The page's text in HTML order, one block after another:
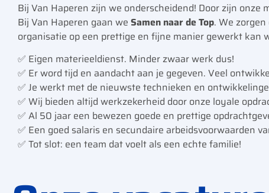
Bij Van Haperen zijn we onderscheidend! Door zijn onze
Bij Van Haperen gaan we Samen naar de Top. We
organisatie op een prettige en fijne manier gewerkt kan
✅ Eigen materieeldienst. Minder zwaar werk dus!
✅ Er word tijd en aandacht aan je gegeven. Veel
✅ Je werkt met de nieuwste technieken en
✅ Wij bieden altijd werkzekerheid door onze loyale
✅ Al 50 jaar een bewezen goede en prettige
✅ Een goed salaris en secundaire arbeidsvoorwaarden
✅ Tot slot: een team dat voelt als een echte familie!